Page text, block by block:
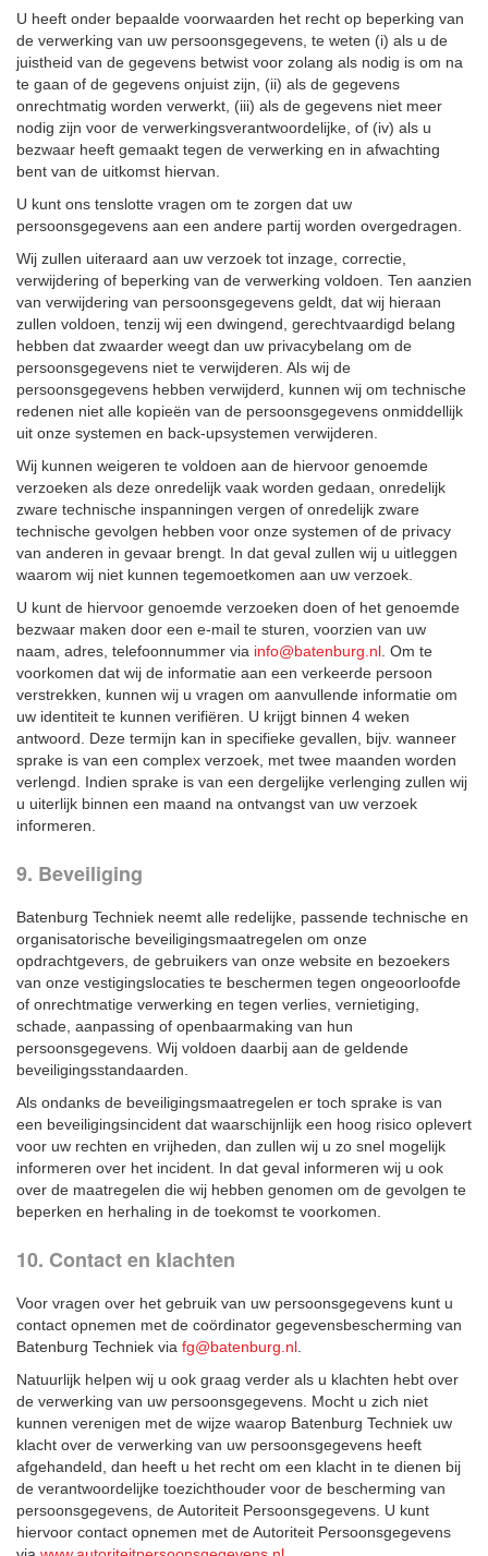
U heeft onder bepaalde voorwaarden het recht op beperking van
de verwerking van uw persoonsgegevens, te weten (i) als u de
juistheid van de gegevens betwist voor zolang als nodig is om na
te gaan of de gegevens onjuist zijn, (ii) als de gegevens
onrechtmatig worden verwerkt, (iii) als de gegevens niet meer
nodig zijn voor de verwerkingsverantwoordelijke, of (iv) als u
bezwaar heeft gemaakt tegen de verwerking en in afwachting
bent van de uitkomst hiervan.
U kunt ons tenslotte vragen om te zorgen dat uw
persoonsgegevens aan een andere partij worden overgedragen.
Wij zullen uiteraard aan uw verzoek tot inzage, correctie,
verwijdering of beperking van de verwerking voldoen. Ten aanzien
van verwijdering van persoonsgegevens geldt, dat wij hieraan
zullen voldoen, tenzij wij een dwingend, gerechtvaardigd belang
hebben dat zwaarder weegt dan uw privacybelang om de
persoonsgegevens niet te verwijderen. Als wij de
persoonsgegevens hebben verwijderd, kunnen wij om technische
redenen niet alle kopieën van de persoonsgegevens onmiddellijk
uit onze systemen en back-upsystemen verwijderen.
Wij kunnen weigeren te voldoen aan de hiervoor genoemde
verzoeken als deze onredelijk vaak worden gedaan, onredelijk
zware technische inspanningen vergen of onredelijk zware
technische gevolgen hebben voor onze systemen of de privacy
van anderen in gevaar brengt. In dat geval zullen wij u uitleggen
waarom wij niet kunnen tegemoetkomen aan uw verzoek.
U kunt de hiervoor genoemde verzoeken doen of het genoemde
bezwaar maken door een e-mail te sturen, voorzien van uw
naam, adres, telefoonnummer via info@batenburg.nl . Om te
voorkomen dat wij de informatie aan een verkeerde persoon
verstrekken, kunnen wij u vragen om aanvullende informatie om
uw identiteit te kunnen verifiëren. U krijgt binnen 4 weken
antwoord. Deze termijn kan in specifieke gevallen, bijv. wanneer
sprake is van een complex verzoek, met twee maanden worden
verlengd. Indien sprake is van een dergelijke verlenging zullen wij
u uiterlijk binnen een maand na ontvangst van uw verzoek
informeren.
9. Beveiliging
Batenburg Techniek neemt alle redelijke, passende technische en
organisatorische beveiligingsmaatregelen om onze
opdrachtgevers, de gebruikers van onze website en bezoekers
van onze vestigingslocaties te beschermen tegen ongeoorloofde
of onrechtmatige verwerking en tegen verlies, vernietiging,
schade, aanpassing of openbaarmaking van hun
persoonsgegevens. Wij voldoen daarbij aan de geldende
beveiligingsstandaarden.
Als ondanks de beveiligingsmaatregelen er toch sprake is van
een beveiligingsincident dat waarschijnlijk een hoog risico oplevert
voor uw rechten en vrijheden, dan zullen wij u zo snel mogelijk
informeren over het incident. In dat geval informeren wij u ook
over de maatregelen die wij hebben genomen om de gevolgen te
beperken en herhaling in de toekomst te voorkomen.
10. Contact en klachten
Voor vragen over het gebruik van uw persoonsgegevens kunt u
contact opnemen met de coördinator gegevensbescherming van
Batenburg Techniek via fg@batenburg.nl
Natuurlijk helpen wij u ook graag verder als u klachten hebt over
de verwerking van uw persoonsgegevens. Mocht u zich niet
kunnen verenigen met de wijze waarop Batenburg Techniek uw
klacht over de verwerking van uw persoonsgegevens heeft
afgehandeld, dan heeft u het recht om een klacht in te dienen bij
de verantwoordelijke toezichthouder voor de bescherming van
persoonsgegevens, de Autoriteit Persoonsgegevens. U kunt
hiervoor contact opnemen met de Autoriteit Persoonsgegevens